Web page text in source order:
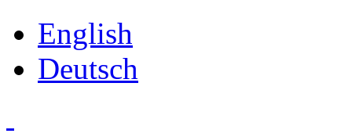
English
Deutsch